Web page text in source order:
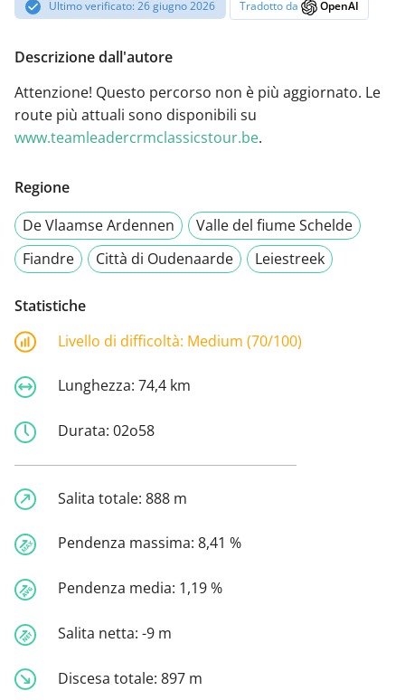
Ultimo verificato: 26 giugno 2026 Tradotto da OpenAI
Descrizione dall'autore
Attenzione! Questo percorso non è più aggiornato. Le
route più attuali sono disponibili su
www.teamleadercrmclassicstour.be.
Regione
De Vlaamse Ardennen
Valle del fiume Schelde
Fiandre
Città di Oudenaarde Leiestreek
Statistiche
Livello di difficoltà: Medium (70/100)
Lunghezza: 74,4 km
Durata: 02o58
Salita totale: 888 m
Pendenza massima: 8,41 %
Pendenza media: 1,19 %
Salita netta: -9 m
Discesa totale: 897 m